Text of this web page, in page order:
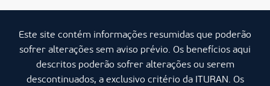
Este site contém informações resumidas que poderão
sofrer alterações sem aviso prévio. Os benefícios aqui
descritos poderão sofrer alterações ou serem
descontinuados, a exclusivo critério da ITURAN. Os